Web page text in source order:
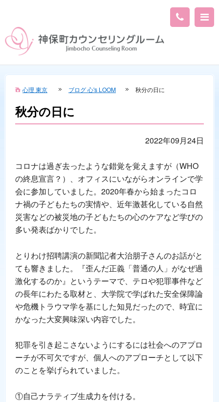
心理 東京 ブログ 心's LOOM 秋分の日に
秋分の日に
2022年09月24日
コロナは過ぎ去ったような錯覚を覚えますが（WHO
の終息宣言？）、オフィスにいながらオンラインで学
会に参加していました。2020年春から始まったコロ
ナ禍の子どもたちの実情や、近年激甚化している自然
災害などの被災地の子どもたちの心のケアなど学びの
多い発表ばかりでした。
とりわけ招聘講演の新聞記者大治朋子さんのお話がと
ても響きました。『歪んだ正義「普通の人」がなぜ過
激化するのか』というテーマで、テロや犯罪事件など
の長年にわたる取材と、大学院で学ばれた安全保障論
や危機トラウマ学を基にした知見だったので、時宜に
かなった大変興味深い内容でした。
犯罪を引き起こさないようにするには社会へのアプロ
ーチが不可欠ですが、個人へのアプローチとして以下
のことを挙げられていました。
①自己ナラティブ生成力を付ける。